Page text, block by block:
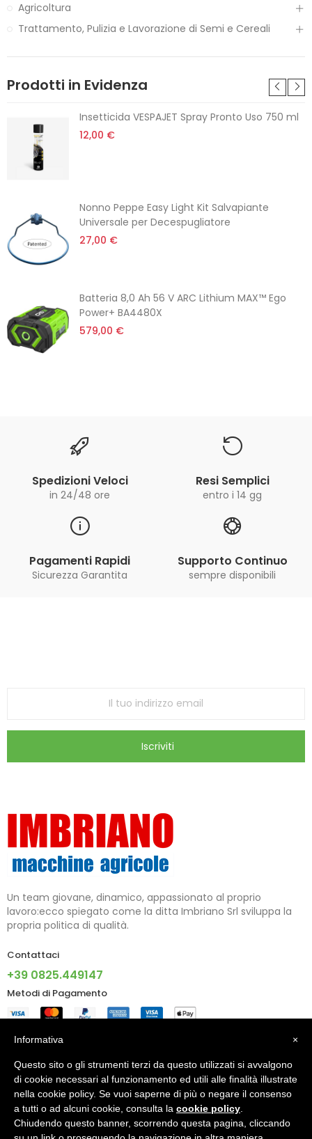
Agricoltura
Trattamento, Pulizia e Lavorazione di Semi e Cereali
Prodotti in Evidenza
Insetticida VESPAJET Spray Pronto Uso 750 ml
12,00 €
Nonno Peppe Easy Light Kit Salvapiante
Universale per Decespugliatore
27,00 €
Batteria 8,0 Ah 56 V ARC Lithium MAX™ Ego
Power+ BA4480X
579,00 €
Spedizioni Veloci
in 24/48 ore
Resi Semplici
entro i 14 gg
Pagamenti Rapidi
Sicurezza Garantita
Supporto Continuo
sempre disponibili
Iscriviti
Un team giovane, dinamico, appassionato al proprio
lavoro:ecco spiegato come la ditta Imbriano Srl sviluppa la
propria politica di qualità.
Contattaci
+39 0825.449147
Metodi di Pagamento
Informazioni
Account
© 2024 - IMBRIANO S.R.L. PI 02805090640 - Made With ♥ By
×
Informativa
Questo sito o gli strumenti terzi da questo utilizzati si avvalgono
di cookie necessari al funzionamento ed utili alle finalità illustrate
nella cookie policy. Se vuoi saperne di più o negare il consenso
a tutti o ad alcuni cookie, consulta la cookie policy
Chiudendo questo banner, scorrendo questa pagina, cliccando